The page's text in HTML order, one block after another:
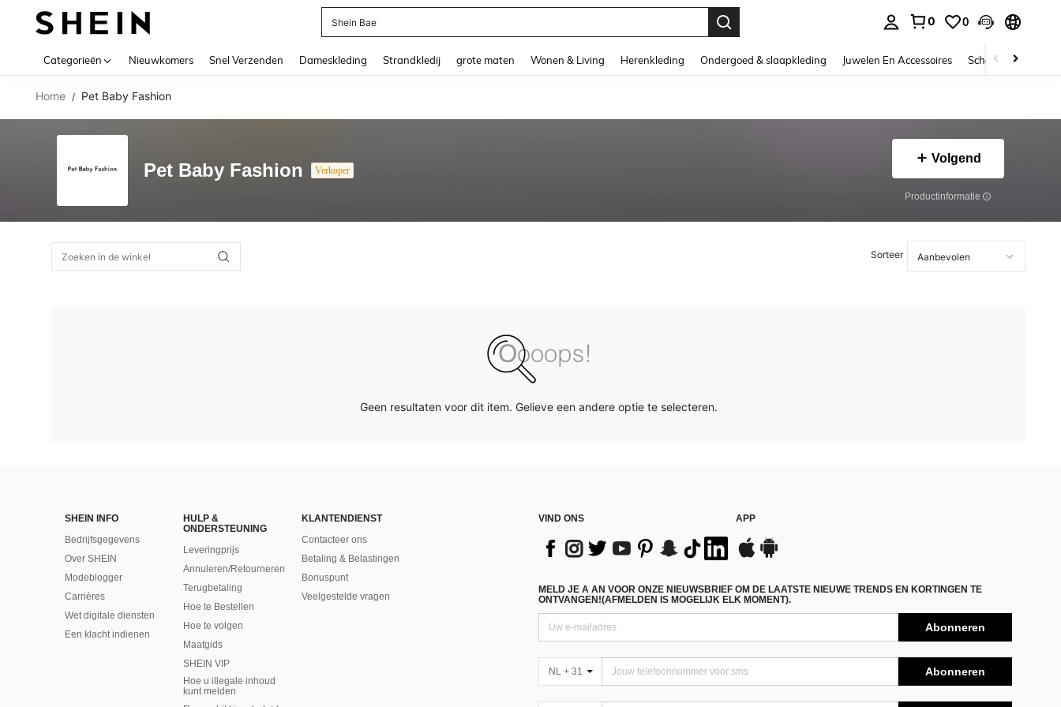
Shein Bae
0 0
Categorieën Nieuwkomers Snel Verzenden Dameskleding Strandkledij grote maten Wonen & Living Herenkleding Ondergoed & slaapkleding Juwelen En Accessoires Schoonheid &
Home / Pet Baby Fashion
Pet Baby Fashion Verkoper
Volgend
Productinformatie
Sorteer
Geen resultaten voor dit item. Gelieve een andere optie te selecteren.
SHEIN INFO
Bedrijfsgegevens
Over SHEIN
Modeblogger
Carrières
Wet digitale diensten
Een klacht indienen
HULP &
ONDERSTEUNING
Leveringprijs
Annuleren/Retourneren
Terugbetaling
Hoe te Bestellen
Hoe te volgen
Maatgids
SHEIN VIP
Hoe u illegale inhoud
kunt melden
KLANTENDIENST
Contacteer ons
Betaling & Belastingen
Bonuspunt
Veelgestelde vragen
VIND ONS APP
MELD JE A AN VOOR ONZE NIEUWSBRIEF OM DE LAATSTE NIEUWE TRENDS EN KORTINGEN TE
ONTVANGEN!(AFMELDEN IS MOGELIJK ELK MOMENT).
Abonneren
NL + 31 Abonneren